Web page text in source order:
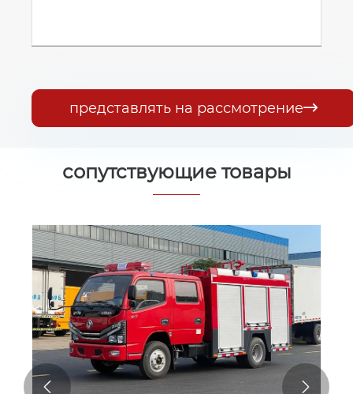
представлять на рассмотрение
сопутствующие товары
 